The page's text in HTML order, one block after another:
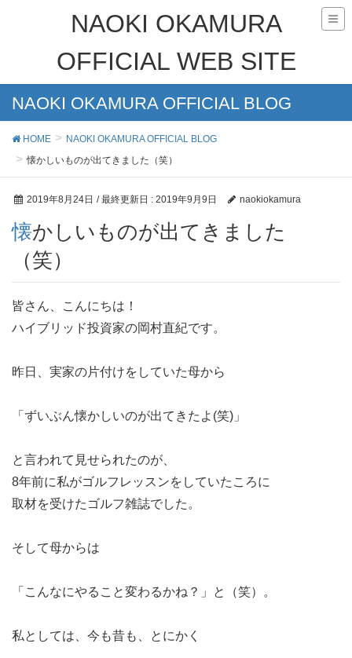
NAOKI OKAMURA
OFFICIAL WEB SITE
NAOKI OKAMURA OFFICIAL BLOG
HOME
NAOKI OKAMURA OFFICIAL BLOG
懐かしいものが出てきました（笑）
2019年8月24日 / 最終更新日 : 2019年9月9日 naokiokamura
懐かしいものが出てきました
（笑）
皆さん、こんにちは！
ハイブリッド投資家の岡村直紀です。
昨日、実家の片付けをしていた母から
「ずいぶん懐かしいのが出てきたよ(笑)」
と言われて見せられたのが、
8年前に私がゴルフレッスンをしていたころに
取材を受けたゴルフ雑誌でした。
そして母からは
「こんなにやること変わるかね？」と（笑）。
私としては、今も昔も、とにかく